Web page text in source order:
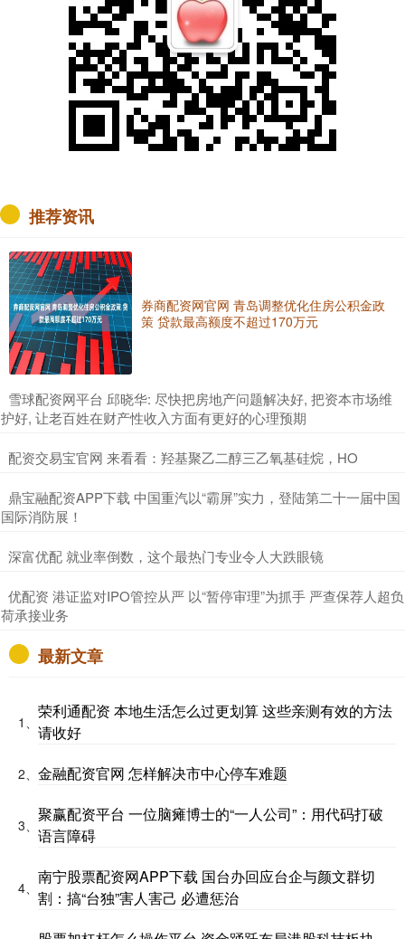
推荐资讯
券商配资网官网 青岛调整优化住房公积金政
策 贷款最高额度不超过170万元
​雪球配资网平台 邱晓华: 尽快把房地产问题解决好, 把资本市场维
护好, 让老百姓在财产性收入方面有更好的心理预期
​配资交易宝官网 来看看：羟基聚乙二醇三乙氧基硅烷，HO
​鼎宝融配资APP下载 中国重汽以“霸屏”实力，登陆第二十一届中国
国际消防展！
​深富优配 就业率倒数，这个最热门专业令人大跌眼镜
​优配资 港证监对IPO管控从严 以“暂停审理”为抓手 严查保荐人超负
荷承接业务
最新文章
1、
荣利通配资 本地生活怎么过更划算 这些亲测有效的方法
请收好
2、 金融配资官网 怎样解决市中心停车难题
3、
聚赢配资平台 一位脑瘫博士的“一人公司”：用代码打破
语言障碍
4、
南宁股票配资网APP下载 国台办回应台企与颜文群切
割：搞“台独”害人害己 必遭惩治